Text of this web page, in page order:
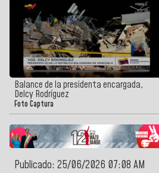
Balance de la presidenta encargada,
Delcy Rodríguez
Foto Captura
Publicado: 25/06/2026 07:08 AM